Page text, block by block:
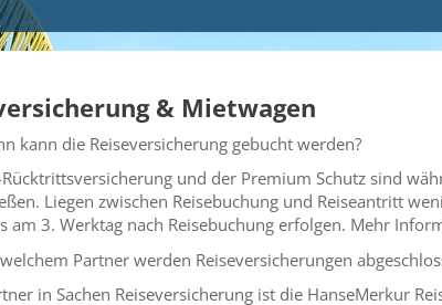
& Mietwagen
kann die Reiseversicherung gebucht werden?
Rücktrittsversicherung und der Premium Schutz sind
Liegen zwischen Reisebuchung und Reiseantritt
am 3. Werktag nach Reisebuchung erfolgen. Mehr
Partner werden Reiseversicherungen
in Sachen Reiseversicherung ist die HanseMerkur